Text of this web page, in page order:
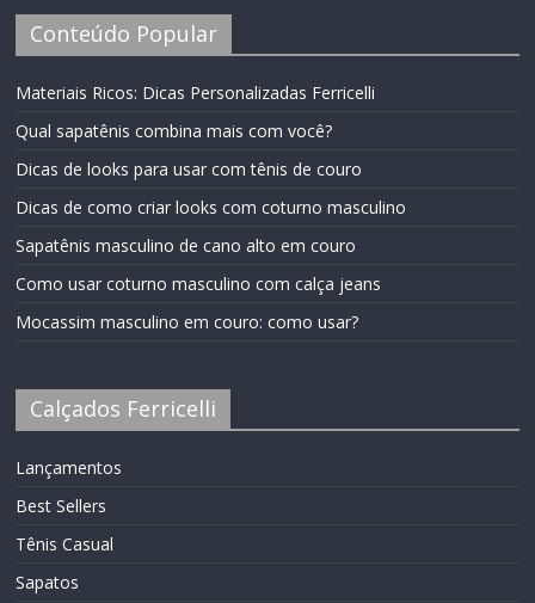
Conteúdo Popular
Materiais Ricos: Dicas Personalizadas Ferricelli
Qual sapatênis combina mais com você?
Dicas de looks para usar com tênis de couro
Dicas de como criar looks com coturno masculino
Sapatênis masculino de cano alto em couro
Como usar coturno masculino com calça jeans
Mocassim masculino em couro: como usar?
Calçados Ferricelli
Lançamentos
Best Sellers
Tênis Casual
Sapatos